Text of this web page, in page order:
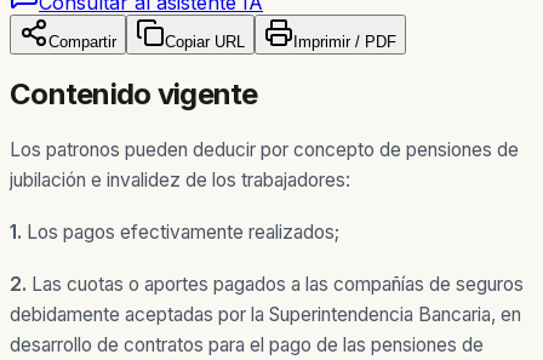
Compartir Copiar URL Imprimir / PDF
Contenido vigente
Los patronos pueden deducir por concepto de pensiones de
jubilación e invalidez de los trabajadores:
1. Los pagos efectivamente realizados;
2. Las cuotas o aportes pagados a las compañías de seguros
debidamente aceptadas por la Superintendencia Bancaria, en
desarrollo de contratos para el pago de las pensiones de